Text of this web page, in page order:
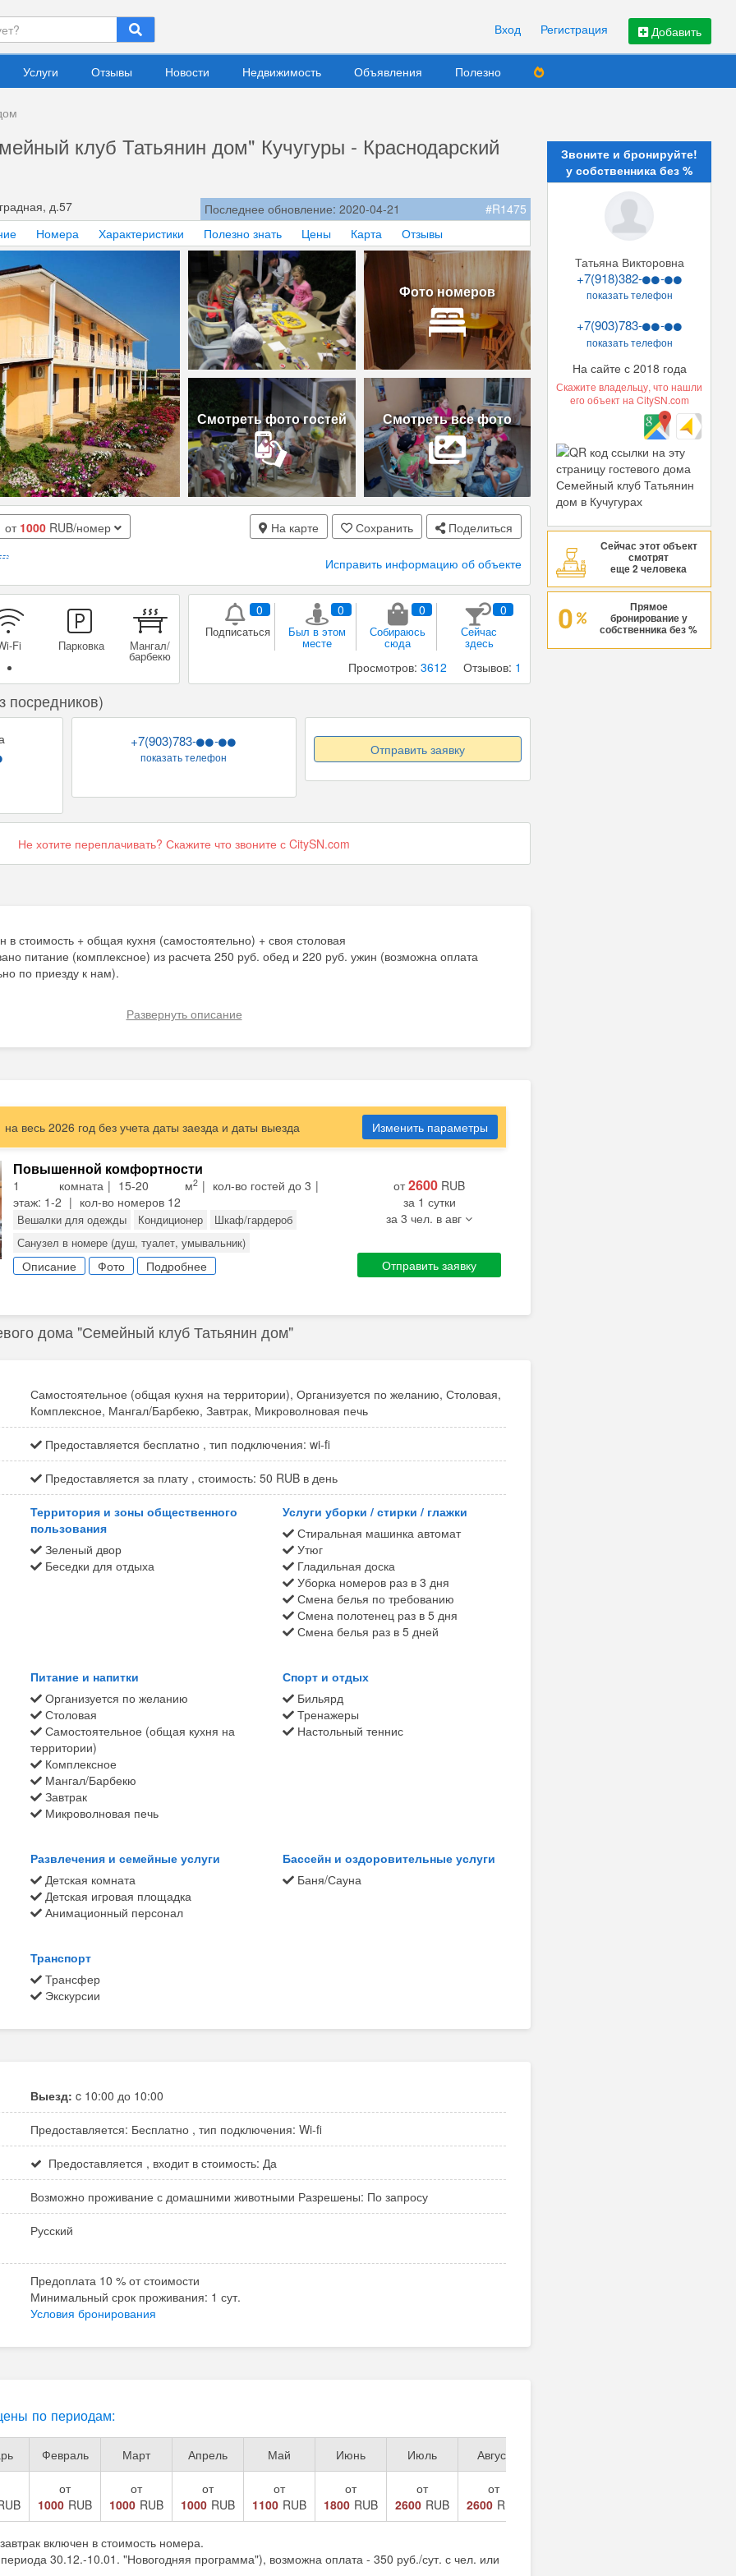
Добавить
Вход Регистрация
Услуги Отзывы Новости Недвижимость Объявления Полезно
клуб Татьянин дом" Кучугуры - Краснодарский
д.57 Последнее обновление: 2020-04-21
#R1475
Номера Характеристики Полезно знать Цены Карта Отзывы
Фото номеров
Смотреть фото гостей Смотреть все фото
от 1000 RUB/номер Поделиться
Сохранить
На карте
Исправить информацию об объекте
0
Подписаться
0
Был в этом
месте
0
Собираюсь
сюда
0
Сейчас
здесь
Отзывов: 1
Просмотров: 3612
посредников)
+7(903)783- -
показать телефон Отправить заявку
Не хотите переплачивать? Скажите что звоните с CitySN.com
в стоимость + общая кухня (самостоятельно) + своя столовая
питание (комплексное) из расчета 250 руб. обед и 220 руб. ужин (возможна оплата
по приезду к нам).
- 150 руб./загрузка до 5 кг)
час)
руб./2 часа)
в стоимость проживания)
(по заказу)
- 2200 рублей
- 2500 рублей
(ст. Протока) - 2200 рублей
ж/д вокзал, автовокзал) - 5000 рублей
5500 рублей + стоимость проезда на пароме 162 рубля с человека.
могут измениться в случае изменения цен на бензин и продукты более 10%.
31 августа ежедневно проводятся игры и развлекательные мероприятия с детьми и
беседке, на детской площадке или просто на территории клуба, в окружении цветников
новая программа семейного клуба «Татьянин дом», которая будет проводиться ежегодно, в
игры на бильярде на Азове – это возможность не только отдохнуть, но и постичь азы
Развернуть описание
на весь 2026 год без учета даты заезда и даты выезда Изменить параметры
Повышенной комфортности
1 комната 15-20 м2
кол-во гостей до 3
этаж: 1-2
кол-во номеров 12
Вешалки для одежды Кондиционер
Шкаф/гардероб
Санузел в номере (душ, туалет, умывальник)
Спутниковые каналы
Телевизор
Холодильник
от2600 RUB
за 1 сутки
за 3 чел. в авг
Описание Фото Подробнее Отправить заявку
дома "Семейный клуб Татьянин дом"
Самостоятельное (общая кухня на территории), Организуется по желанию, Столовая,
Комплексное, Мангал/Барбекю, Завтрак, Микроволновая печь
Предоставляется бесплатно , тип подключения: wi-fi
Предоставляется за плату , стоимость: 50 RUB в день
Территория и зоны общественного
пользования
Зеленый двор
Беседки для отдыха
Услуги уборки / стирки / глажки
Стиральная машинка автомат
Утюг
Гладильная доска
Уборка номеров раз в 3 дня
Смена белья по требованию
Смена полотенец раз в 5 дня
Смена белья раз в 5 дней
Питание и напитки
Организуется по желанию
Столовая
Самостоятельное (общая кухня на
территории)
Комплексное
Мангал/Барбекю
Завтрак
Микроволновая печь
Спорт и отдых
Бильярд
Тренажеры
Настольный теннис
Развлечения и семейные услуги
Детская комната
Детская игровая площадка
Анимационный персонал
Бассейн и оздоровительные услуги
Баня/Сауна
Транспорт
Трансфер
Экскурсии
Выезд: c 10:00 до 10:00
Предоставляется: Бесплатно , тип подключения: Wi-fi
Предоставляется , входит в стоимость: Да
Возможно проживание с домашними животными Разрешены: По запросу
Русский
Предоплата 10 % от стоимости
Минимальный срок проживания: 1 сут.
Условия бронирования
по периодам:
Февраль Март Апрель Май Июнь Июль Август
от
1000 RUB
от
1000 RUB
от
1000 RUB
от
1100 RUB
от
1800 RUB
от
2600 RUB
от
2600 RUB
включен в стоимость номера.
30.12.-10.01. "Новогодняя программа"), возможна оплата - 350 руб./сут. с чел. или
Звоните и бронируйте!
у собственника без %
Татьяна Викторовна
+7(918)382- -
показать телефон
+7(903)783- -
показать телефон
На сайте с 2018 года
Скажите владельцу, что нашли
его объект на CitySN.com
Сейчас этот объект
смотрят
еще 2 человека
Прямое
бронирование у
собственника без %